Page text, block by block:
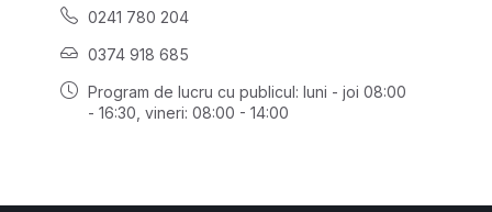
0241 780 204
0374 918 685
Program de lucru cu publicul: luni - joi 08:00
- 16:30 , vineri: 08:00 - 14:00